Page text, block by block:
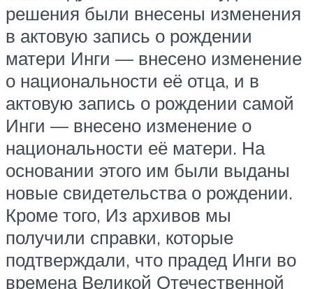
решения были внесены изменения
в актовую запись о рождении
матери Инги — внесено изменение
о национальности её отца, и в
актовую запись о рождении самой
Инги — внесено изменение о
национальности её матери. На
основании этого им были выданы
новые свидетельства о рождении.
Кроме того, Из архивов мы
получили справки, которые
подтверждали, что прадед Инги во
времена Великой Отечественной